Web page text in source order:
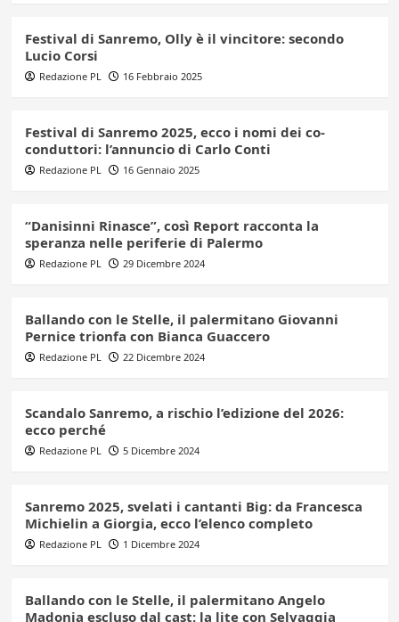
Festival di Sanremo, Olly è il vincitore: secondo
Lucio Corsi
Redazione PL 16 Febbraio 2025
Festival di Sanremo 2025, ecco i nomi dei co-
conduttori: l’annuncio di Carlo Conti
Redazione PL 16 Gennaio 2025
“Danisinni Rinasce”, così Report racconta la
speranza nelle periferie di Palermo
Redazione PL 29 Dicembre 2024
Ballando con le Stelle, il palermitano Giovanni
Pernice trionfa con Bianca Guaccero
Redazione PL 22 Dicembre 2024
Scandalo Sanremo, a rischio l’edizione del 2026:
ecco perché
Redazione PL 5 Dicembre 2024
Sanremo 2025, svelati i cantanti Big: da Francesca
Michielin a Giorgia, ecco l’elenco completo
Redazione PL 1 Dicembre 2024
Ballando con le Stelle, il palermitano Angelo
Madonia escluso dal cast: la lite con Selvaggia